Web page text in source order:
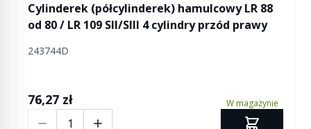
Cylinderek (półcylinderek) hamulcowy LR 88
od 80 / LR 109 SII/SIII 4 cylindry przód prawy
243744D
76,27 zł W magazynie